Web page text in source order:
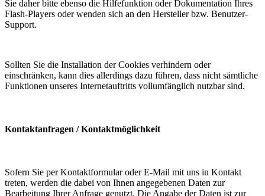
Sie daher bitte ebenso die Hilfefunktion oder Dokumentation Ihres
Flash-Players oder wenden sich an den Hersteller bzw. Benutzer-
Support.
Sollten Sie die Installation der Cookies verhindern oder
einschränken, kann dies allerdings dazu führen, dass nicht sämtliche
Funktionen unseres Internetauftritts vollumfänglich nutzbar sind.
Kontaktanfragen / Kontaktmöglichkeit
Sofern Sie per Kontaktformular oder E-Mail mit uns in Kontakt
treten, werden die dabei von Ihnen angegebenen Daten zur
Bearbeitung Ihrer Anfrage genutzt. Die Angabe der Daten ist zur